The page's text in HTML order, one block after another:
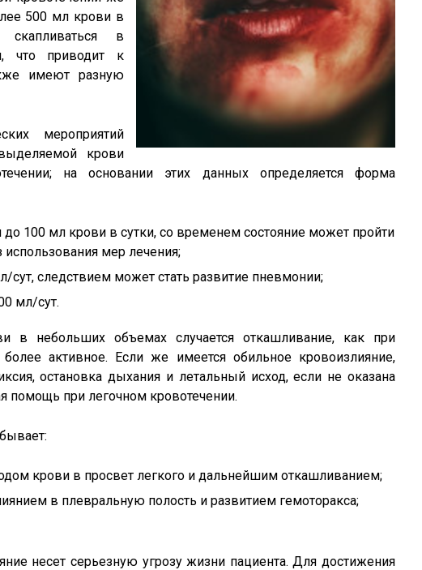
500 мл крови в
в
что приводит к
имеют разную
мероприятий
крови
на основании этих данных определяется форма
до 100 мл крови в сутки, со временем состояние может пройти
использования мер лечения;
сут, следствием может стать развитие пневмонии;
мл/сут.
в небольших объемах случается откашливание, как при
более активное. Если же имеется обильное кровоизлияние,
остановка дыхания и летальный исход, если не оказана
помощь при легочном кровотечении.
крови в просвет легкого и дальнейшим откашливанием;
в плевральную полость и развитием гемоторакса;
несет серьезную угрозу жизни пациента. Для достижения